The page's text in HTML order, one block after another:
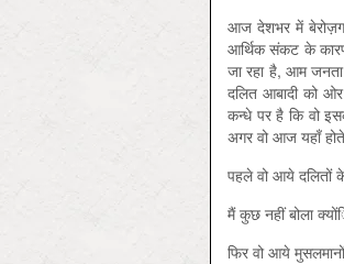
आज देशभर में
आर्थिक संकट के कारण
जा रहा है, आम
दलित आबादी को
कन्धे पर है कि वो
अगर वो आज यहाँ
पहले वो आये दलितों
मैं कुछ नहीं बोला
फिर वो आये